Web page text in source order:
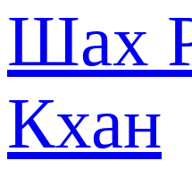
Шах
Кхан